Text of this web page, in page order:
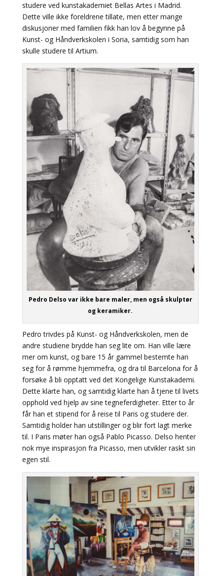
studere ved kunstakademiet Bellas Artes i Madrid.
Dette ville ikke foreldrene tillate, men etter mange
diskusjoner med familien fikk han lov å begynne på
Kunst- og Håndverkskolen i Soria, samtidig som han
skulle studere til Artium.
Pedro Delso var ikke bare maler, men også skulptør
og keramiker.
Pedro trivdes på Kunst- og Håndverkskolen, men de
andre studiene brydde han seg lite om. Han ville lære
mer om kunst, og bare 15 år gammel bestemte han
seg for å rømme hjemmefra, og dra til Barcelona for å
forsøke å bli opptatt ved det Kongelige Kunstakademi.
Dette klarte han, og samtidig klarte han å tjene til livets
opphold ved hjelp av sine tegneferdigheter. Etter to år
får han et stipend for å reise til Paris og studere der.
Samtidig holder han utstillinger og blir fort lagt merke
til. I Paris møter han også Pablo Picasso. Delso henter
nok mye inspirasjon fra Picasso, men utvikler raskt sin
egen stil.